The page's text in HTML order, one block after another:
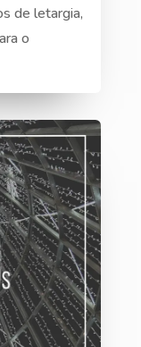
de letargia,
o